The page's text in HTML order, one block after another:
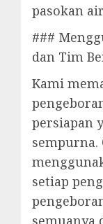
pasokan
###
dan Tim
Kami
persiapan
setiap
semuanya